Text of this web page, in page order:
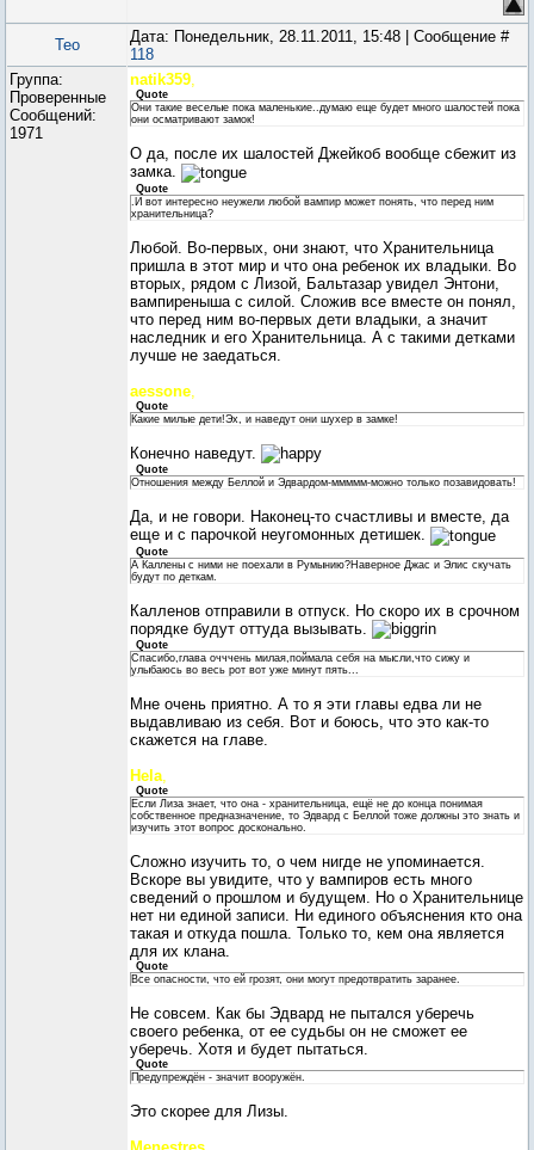
Teo
Дата: Понедельник, 28.11.2011, 15:48 | Сообщение #
118
Группа:
Проверенные
Сообщений:
1971
natik359,
Quote
Они такие веселые пока маленькие..думаю еще будет много шалостей пока
они осматривают замок!
О да, после их шалостей Джейкоб вообще сбежит из
замка.
Quote
.И вот интересно неужели любой вампир может понять, что перед ним
хранительница?
Любой. Во-первых, они знают, что Хранительница
пришла в этот мир и что она ребенок их владыки. Во
вторых, рядом с Лизой, Бальтазар увидел Энтони,
вампиреныша с силой. Сложив все вместе он понял,
что перед ним во-первых дети владыки, а значит
наследник и его Хранительница. А с такими детками
лучше не заедаться.
aessone
Quote
Какие милые дети!Эх, и наведут они шухер в замке!
Конечно наведут.
Quote
Отношения между Беллой и Эдвардом-ммммм-можно только позавидовать!
Да, и не говори. Наконец-то счастливы и вместе, да
еще и с парочкой неугомонных детишек.
Quote
А Каллены с ними не поехали в Румынию?Наверное Джас и Элис скучать
будут по деткам.
Калленов отправили в отпуск. Но скоро их в срочном
порядке будут оттуда вызывать.
Quote
Спасибо,глава очччень милая,поймала себя на мысли,что сижу и
улыбаюсь во весь рот вот уже минут пять...
Мне очень приятно. А то я эти главы едва ли не
выдавливаю из себя. Вот и боюсь, что это как-то
скажется на главе.
Hela,
Quote
Если Лиза знает, что она - хранительница, ещё не до конца понимая
собственное предназначение, то Эдвард с Беллой тоже должны это знать и
изучить этот вопрос досконально.
Сложно изучить то, о чем нигде не упоминается.
Вскоре вы увидите, что у вампиров есть много
сведений о прошлом и будущем. Но о Хранительнице
нет ни единой записи. Ни единого объяснения кто она
такая и откуда пошла. Только то, кем она является
для их клана.
Quote
Все опасности, что ей грозят, они могут предотвратить заранее.
Не совсем. Как бы Эдвард не пытался уберечь
своего ребенка, от ее судьбы он не сможет ее
уберечь. Хотя и будет пытаться.
Quote
Предупреждён - значит вооружён.
Это скорее для Лизы.